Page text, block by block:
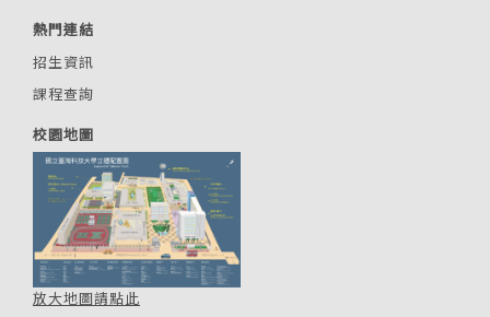
熱門連結
招生資訊
課程查詢
校園地圖
放大地圖請點此